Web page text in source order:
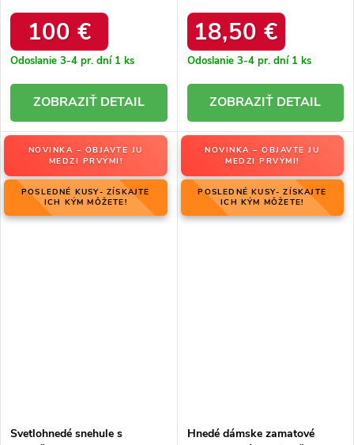
100 €
Odoslanie 3-4 pr. dní 1 ks
DETAIL
18,50 €
Odoslanie 3-4 pr. dní 1 ks
DETAIL
NOVINKA – OBJAVTE JU
MEDZI PRVÝMI!
POSLEDNÉ KUSY- ZÍSKAJTE
ICH KÝM MÔŽETE!
Svetlohnedé snehule s
NOVINKA – OBJAVTE JU
MEDZI PRVÝMI!
POSLEDNÉ KUSY- ZÍSKAJTE
ICH KÝM MÔŽETE!
Hnedé dámske zamatové